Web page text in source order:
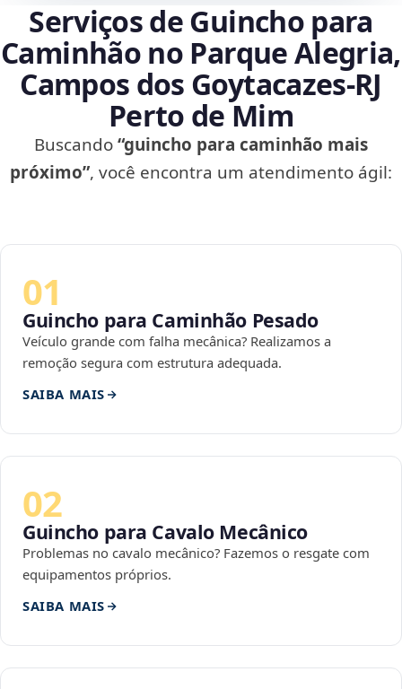
Serviços de Guincho para
Caminhão no Parque Alegria,
Campos dos Goytacazes‑RJ
Perto de Mim
Buscando“guincho para caminhão mais
próximo”, você encontra um atendimento ágil:
01
Guincho para Caminhão Pesado
Veículo grande com falha mecânica? Realizamos a
remoção segura com estrutura adequada.
SAIBA MAIS
02
Guincho para Cavalo Mecânico
Problemas no cavalo mecânico? Fazemos o resgate com
equipamentos próprios.
SAIBA MAIS